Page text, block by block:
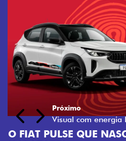
NASCEU PARA OS